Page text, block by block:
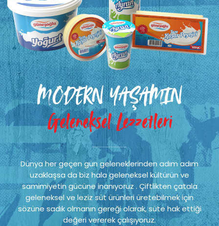
MODERN YAŞAMIN
Geleneksel Lezzetleri
Dünya her geçen gün geleneklerinden adım adım
uzaklaşsa da biz hala geleneksel kültürün ve
samimiyetin gücüne inanıyoruz . Çiftlikten çatala
geleneksel ve leziz süt ürünleri üretebilmek için
sözüne sadık olmanın gereği olarak, süte hak ettiği
değeri vererek çalışıyoruz.